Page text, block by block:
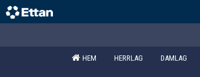
HEM HERRLAG DAMLAG